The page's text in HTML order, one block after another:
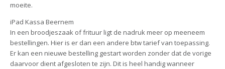
moeite.
iPad Kassa Beernem
In een broodjeszaak of frituur ligt de nadruk meer op meeneem
bestellingen. Hier is er dan een andere btw tarief van toepassing.
Er kan een nieuwe bestelling gestart worden zonder dat de vorige
daarvoor dient afgesloten te zijn. Dit is heel handig wanneer